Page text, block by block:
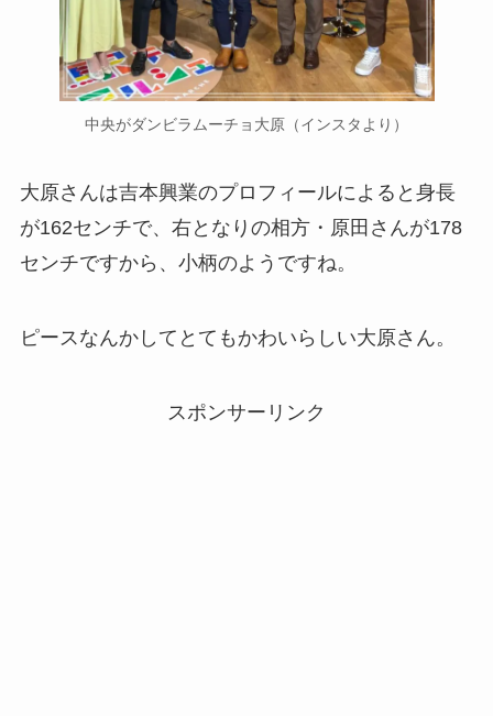
中央がダンビラムーチョ大原（インスタより）
大原さんは吉本興業のプロフィールによると身長
が162センチで、右となりの相方・原田さんが178
センチですから、小柄のようですね。
ピースなんかしてとてもかわいらしい大原さん。
スポンサーリンク